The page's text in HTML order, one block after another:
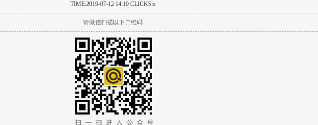
TIME:2019-07-12 14:19 CLICKS:s
请微信扫描以下二维码